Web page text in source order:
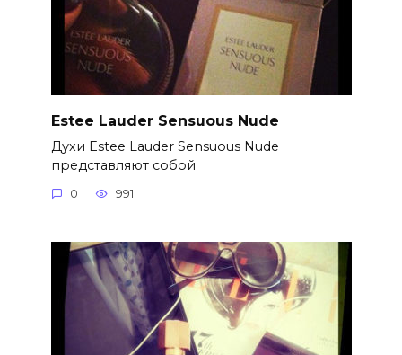
Estee Lauder Sensuous Nude
Духи Estee Lauder Sensuous Nude
представляют собой
0 991